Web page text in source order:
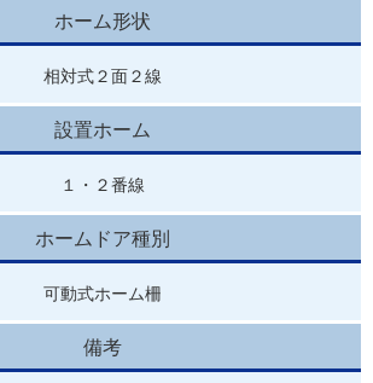
ホーム形状
相対式２面２線
設置ホーム
１・２番線
ホームドア種別
可動式ホーム柵
備考